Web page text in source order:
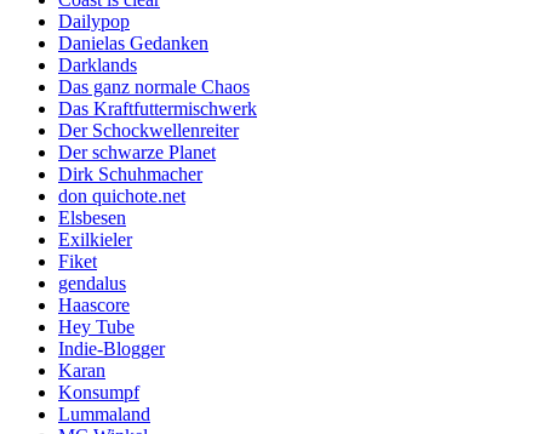
Dailypop
Danielas Gedanken
Darklands
Das ganz normale Chaos
Das Kraftfuttermischwerk
Der Schockwellenreiter
Der schwarze Planet
Dirk Schuhmacher
don quichote.net
Elsbesen
Exilkieler
Fiket
gendalus
Haascore
Hey Tube
Indie-Blogger
Karan
Konsumpf
Lummaland